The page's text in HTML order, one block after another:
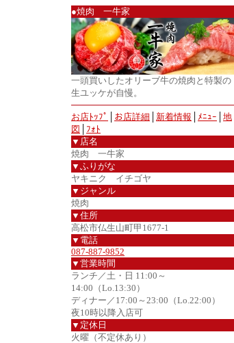
●焼肉 一牛家
一頭買いしたオリーブ牛の焼肉と特製の
生ユッケが自慢。
お店ﾄｯﾌﾟ お店詳細 新着情報 ﾒﾆｭｰ
地
図
ﾌｫﾄ
▼店名
焼肉 一牛家
▼ふりがな
ヤキニク イチゴヤ
▼ジャンル
焼肉
▼住所
高松市仏生山町甲1677-1
▼電話
087-887-9852
▼営業時間
ランチ／土・日 11:00～
14:00（Lo.13:30）
ディナー／17:00～23:00（Lo.22:00）
夜10時以降入店可
▼定休日
火曜（不定休あり）